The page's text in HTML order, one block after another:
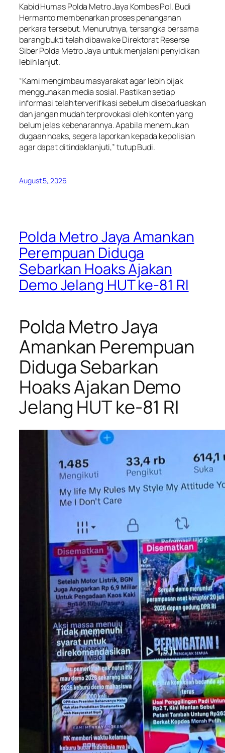
Kabid Humas Polda Metro Jaya Kombes Pol. Budi
Hermanto membenarkan proses penanganan
perkara tersebut. Menurutnya, tersangka bersama
barang bukti telah dibawa ke Direktorat Reserse
Siber Polda Metro Jaya untuk menjalani penyidikan
lebih lanjut.
“Kami mengimbau masyarakat agar lebih bijak
menggunakan media sosial. Pastikan setiap
informasi telah terverifikasi sebelum disebarluaskan
dan jangan mudah terprovokasi oleh konten yang
belum jelas kebenarannya. Apabila menemukan
dugaan hoaks, segera laporkan kepada kepolisian
agar dapat ditindaklanjuti,” tutup Budi.
August 5, 2026
Polda Metro Jaya Amankan
Perempuan Diduga
Sebarkan Hoaks Ajakan
Demo Jelang HUT ke-81 RI
Polda Metro Jaya
Amankan Perempuan
Diduga Sebarkan
Hoaks Ajakan Demo
Jelang HUT ke-81 RI